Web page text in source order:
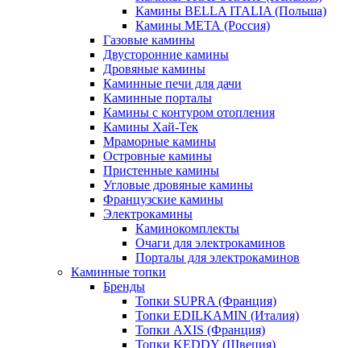
Камины BELLA ITALIA (Польша)
Камины МЕТА (Россия)
Газовые камины
Двусторонние камины
Дровяные камины
Каминные печи для дачи
Каминные порталы
Камины с контуром отопления
Камины Хай-Тек
Мраморные камины
Островные камины
Пристенные камины
Угловые дровяные камины
Французские камины
Электрокамины
Каминокомплекты
Очаги для электрокаминов
Порталы для электрокаминов
Каминные топки
Бренды
Топки SUPRA (Франция)
Топки EDILKAMIN (Италия)
Топки AXIS (Франция)
Топки KEDDY (Швеция)